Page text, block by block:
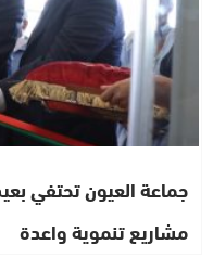
جماعة العيون تحتفي
مشاريع تنموية واعدة